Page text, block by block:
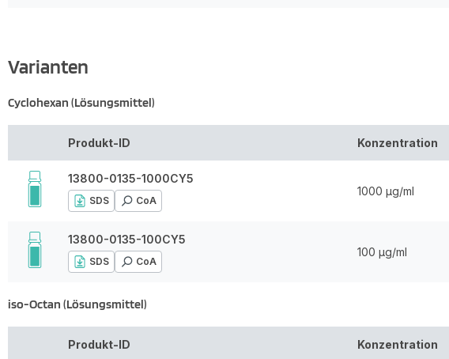
Varianten
Cyclohexan (Lösungsmittel)
Produkt-ID Konzentration
13800-0135-1000CY5
SDS CoA
1000 µg/ml
13800-0135-100CY5
SDS CoA
100 µg/ml
iso-Octan (Lösungsmittel)
Produkt-ID Konzentration